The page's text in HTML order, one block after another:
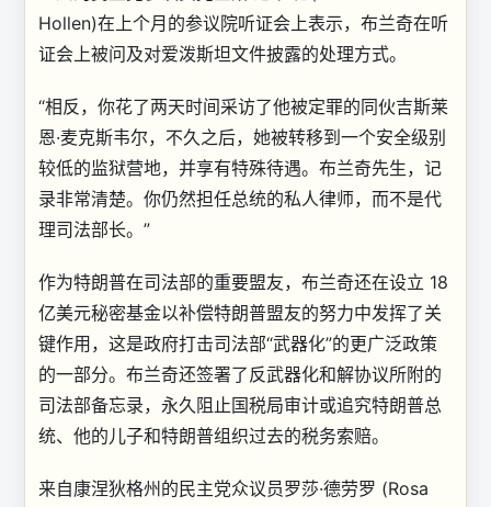
Hollen)在上个月的参议院听证会上表示，布兰奇在听
证会上被问及对爱泼斯坦文件披露的处理方式。
“相反，你花了两天时间采访了他被定罪的同伙吉斯莱
恩·麦克斯韦尔，不久之后，她被转移到一个安全级别
较低的监狱营地，并享有特殊待遇。布兰奇先生，记
录非常清楚。你仍然担任总统的私人律师，而不是代
理司法部长。”
作为特朗普在司法部的重要盟友，布兰奇还在设立 18
亿美元秘密基金以补偿特朗普盟友的努力中发挥了关
键作用，这是政府打击司法部“武器化”的更广泛政策
的一部分。布兰奇还签署了反武器化和解协议所附的
司法部备忘录，永久阻止国税局审计或追究特朗普总
统、他的儿子和特朗普组织过去的税务索赔。
来自康涅狄格州的民主党众议员罗莎·德劳罗 (Rosa